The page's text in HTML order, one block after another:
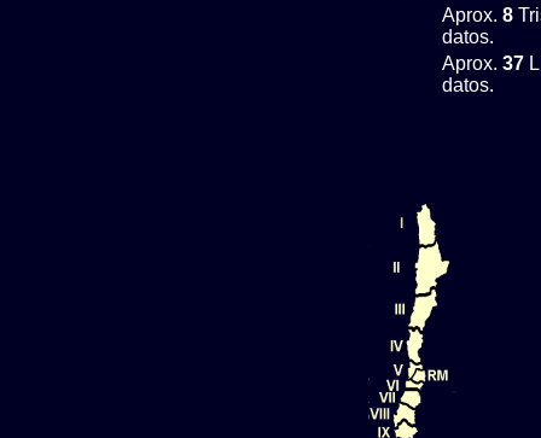
Aprox. 8
datos.
Aprox. 37
datos.